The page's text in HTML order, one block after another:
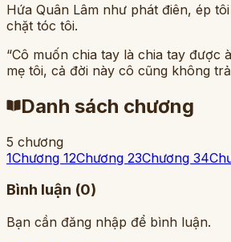
Hứa Quân Lâm như phát điên, ép
chặt tóc tôi.
“Cô muốn chia tay là chia tay được
mẹ tôi, cả đời này cô cũng không
Danh sách chương
5 chương
1Chương 12Chương 23Chương 34
Bình luận (0)
Bạn cần đăng nhập để bình luận.